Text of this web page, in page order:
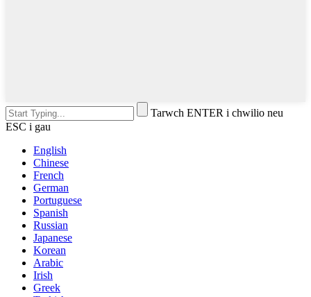
Tarwch ENTER i chwilio neu
ESC i gau
English
Chinese
French
German
Portuguese
Spanish
Russian
Japanese
Korean
Arabic
Irish
Greek